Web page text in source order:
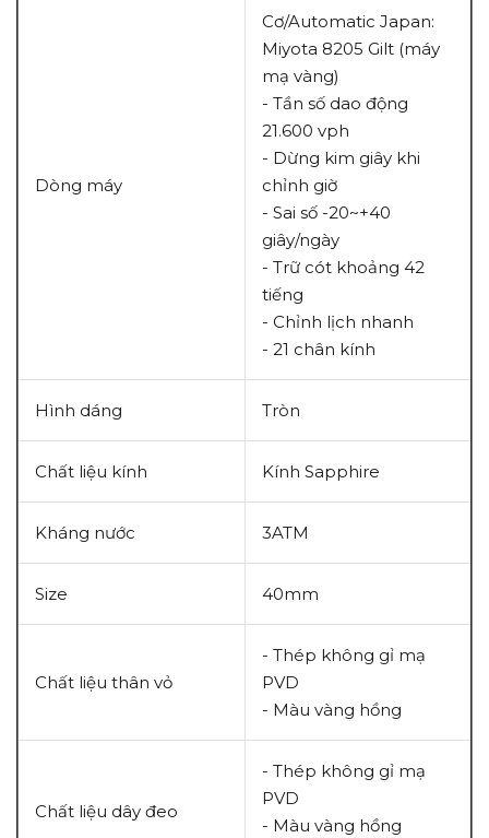
Dòng máy
Cơ/Automatic Japan:
Miyota 8205 Gilt (máy
mạ vàng)
- Tần số dao động
21.600 vph
- Dừng kim giây khi
chỉnh giờ
- Sai số -20~+40
giây/ngày
- Trữ cót khoảng 42
tiếng
- Chỉnh lịch nhanh
- 21 chân kính
Hình dáng Tròn
Chất liệu kính Kính Sapphire
Kháng nước 3ATM
Size 40mm
Chất liệu thân vỏ
- Thép không gỉ mạ
PVD
- Màu vàng hồng
Chất liệu dây đeo
- Thép không gỉ mạ
PVD
- Màu vàng hồng